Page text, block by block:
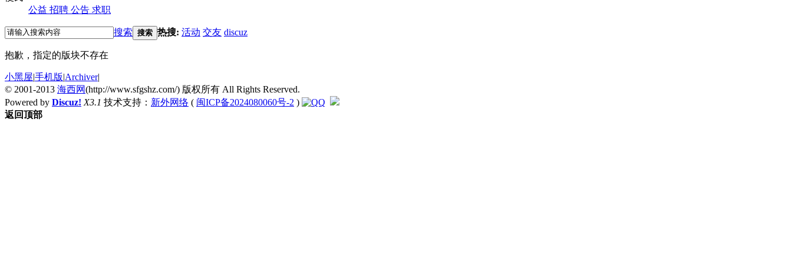
公益 招聘 公告 求职
搜索 搜索 热搜: 活动 交友 discuz
抱歉，指定的版块不存在
小黑屋|手机版|Archiver|
© 2001-2013 海西网(http://www.sfgshz.com/) 版权所有 All Rights Reserved.
Powered by Discuz! X3.1 技术支持： 新外网络 ( 闽ICP备2024080060号-2 )
返回顶部